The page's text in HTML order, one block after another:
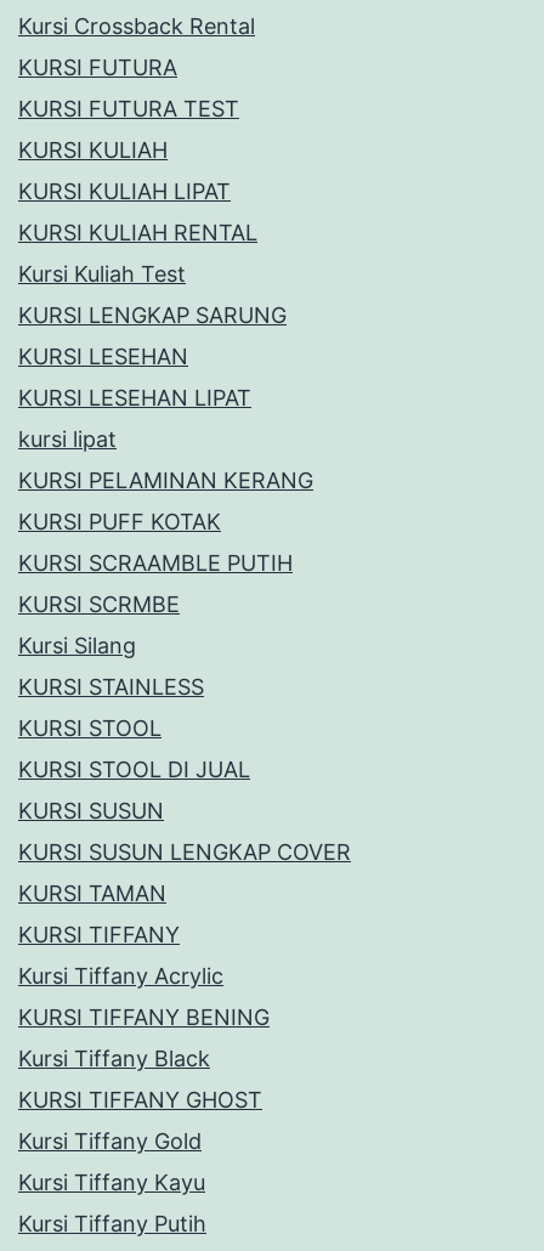
Kursi Crossback Rental
KURSI FUTURA
KURSI FUTURA TEST
KURSI KULIAH
KURSI KULIAH LIPAT
KURSI KULIAH RENTAL
Kursi Kuliah Test
KURSI LENGKAP SARUNG
KURSI LESEHAN
KURSI LESEHAN LIPAT
kursi lipat
KURSI PELAMINAN KERANG
KURSI PUFF KOTAK
KURSI SCRAAMBLE PUTIH
KURSI SCRMBE
Kursi Silang
KURSI STAINLESS
KURSI STOOL
KURSI STOOL DI JUAL
KURSI SUSUN
KURSI SUSUN LENGKAP COVER
KURSI TAMAN
KURSI TIFFANY
Kursi Tiffany Acrylic
KURSI TIFFANY BENING
Kursi Tiffany Black
KURSI TIFFANY GHOST
Kursi Tiffany Gold
Kursi Tiffany Kayu
Kursi Tiffany Putih